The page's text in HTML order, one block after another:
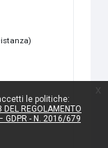
le politiche:
DEL REGOLAMENTO
GDPR - N. 2016/679